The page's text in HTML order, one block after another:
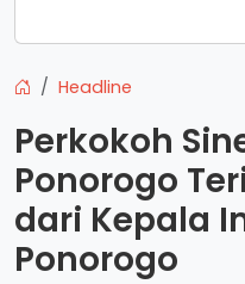
Headline
Perkokoh
Ponorogo
dari Kepala
Ponorogo